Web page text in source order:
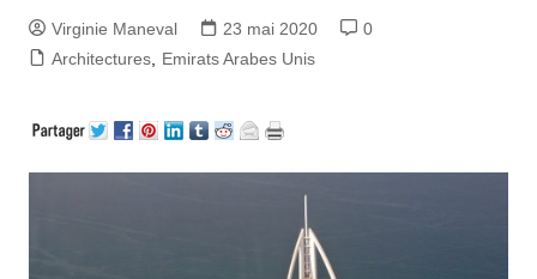
Virginie Maneval 23 mai 2020
0
Architectures, Emirats Arabes Unis